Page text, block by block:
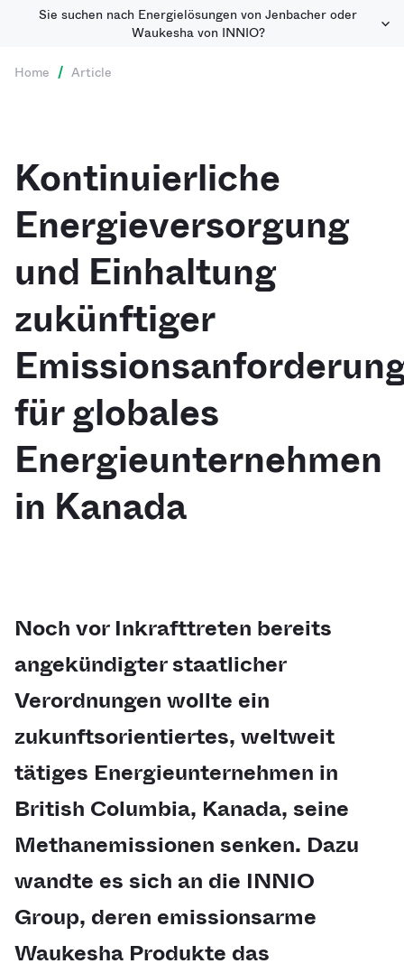
Sie suchen nach Energielösungen von Jenbacher oder
Waukesha von INNIO?
Home / Article
Kontinuierliche
Energieversorgung
und Einhaltung
zukünftiger
für globales
Energieunternehmen
in Kanada
Noch vor Inkrafttreten bereits
angekündigter staatlicher
Verordnungen wollte ein
zukunftsorientiertes, weltweit
tätiges Energieunternehmen in
British Columbia, Kanada, seine
Methanemissionen senken. Dazu
wandte es sich an die INNIO
Group, deren emissionsarme
Waukesha Produkte das